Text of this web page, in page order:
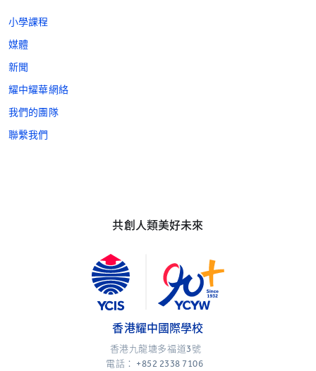
小學課程
媒體
新聞
耀中耀華網絡
我們的團隊
聯繫我們
共創人類美好未來
香港耀中國際學校
香港九龍塘多福道3號
電話： +852 2338 7106